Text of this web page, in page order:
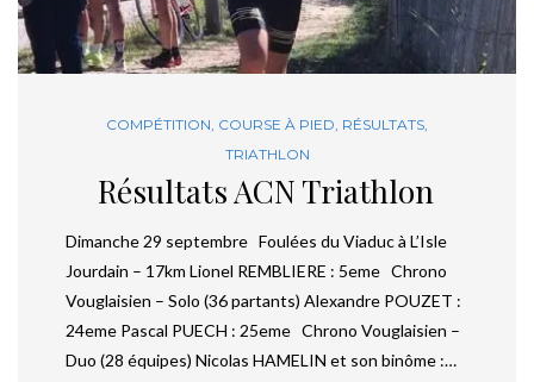
COMPÉTITION, COURSE À PIED, RÉSULTATS
TRIATHLON
Résultats ACN Triathlon
Dimanche 29 septembre Foulées du Viaduc à L’Isle
Jourdain – 17km Lionel REMBLIERE : 5eme Chrono
Vouglaisien – Solo (36 partants) Alexandre POUZET :
24eme Pascal PUECH : 25eme Chrono Vouglaisien –
Duo (28 équipes) Nicolas HAMELIN et son binôme :…